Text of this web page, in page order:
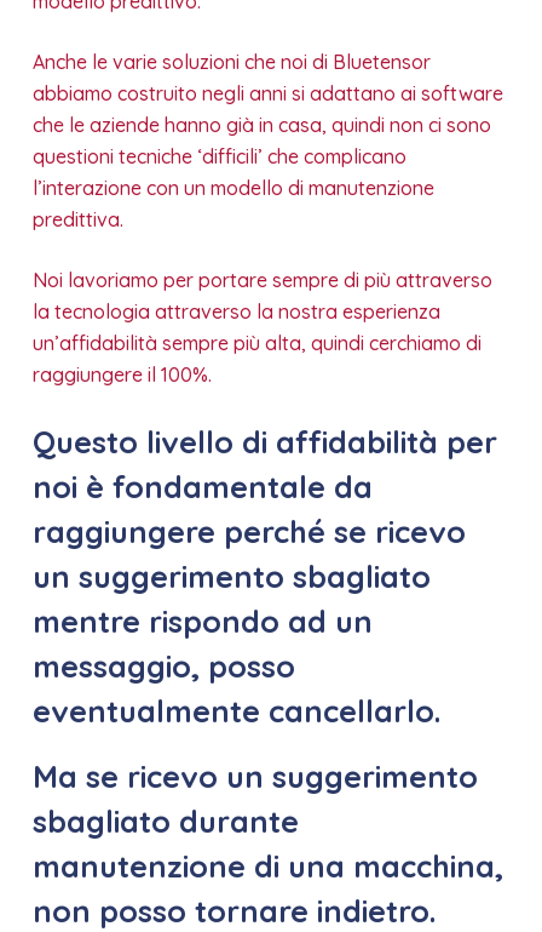
Anche le varie soluzioni che noi di Bluetensor
abbiamo costruito negli anni si adattano ai software
che le aziende hanno già in casa, quindi non ci sono
questioni tecniche ‘difficili’ che complicano
l’interazione con un modello di manutenzione
predittiva.
Noi lavoriamo per portare sempre di più attraverso
la tecnologia attraverso la nostra esperienza
un’affidabilità sempre più alta, quindi cerchiamo di
raggiungere il 100%.
Questo livello di affidabilità per
noi è fondamentale da
raggiungere perché se ricevo
un suggerimento sbagliato
mentre rispondo ad un
messaggio, posso
eventualmente cancellarlo.
Ma se ricevo un suggerimento
sbagliato durante
manutenzione di una macchina,
non posso tornare indietro.